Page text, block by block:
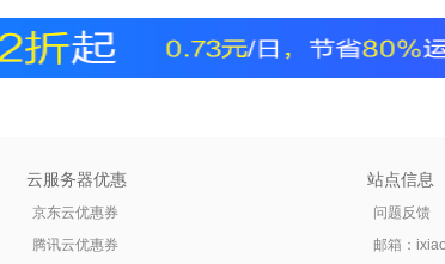
云服务器优惠
京东云优惠券
腾讯云优惠券
站点信息
问题反馈
邮箱：